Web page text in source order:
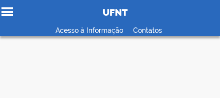
Ir para o conteúdo
UFNT
Acesso à Informação Contatos